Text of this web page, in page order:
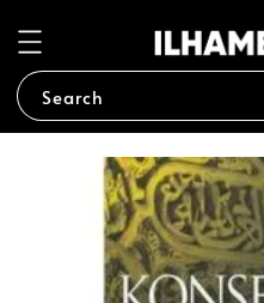
Search